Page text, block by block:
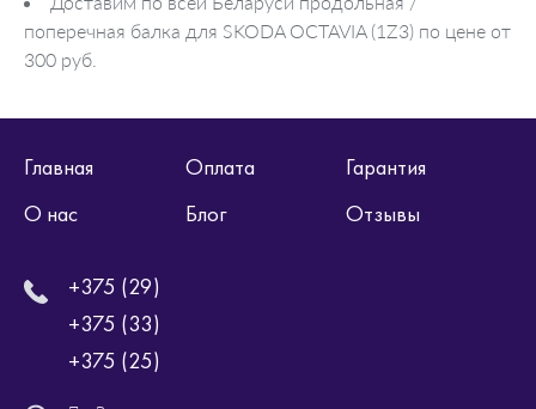
поперечная балка для SKODA OCTAVIA (1Z3) по цене от
300 руб.
Главная Оплата
Гарантия
О нас
Блог Отзывы
+375 (29)
+375 (33)
+375 (25)